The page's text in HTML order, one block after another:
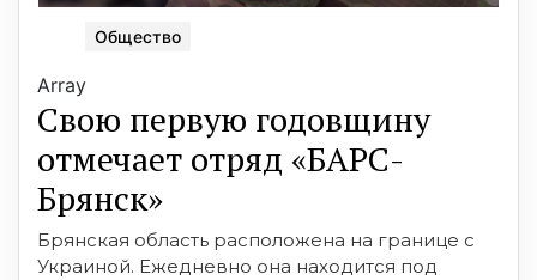
Общество
Array
Свою первую годовщину
отмечает отряд «БАРС-
Брянск»
Брянская область расположена на границе с
Украиной. Ежедневно она находится под